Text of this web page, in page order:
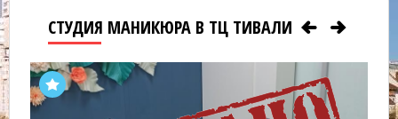
СТУДИЯ МАНИКЮРА В ТЦ ТИВАЛИ